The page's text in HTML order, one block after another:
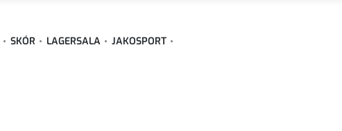
SKÓR LAGERSALA JAKOSPORT